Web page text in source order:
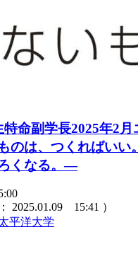
命副学長2025年2月
のは、つくればいい
くなる。―
2025.01.09 15:41 ）
平洋大学